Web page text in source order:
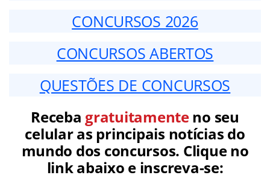
CONCURSOS 2026
CONCURSOS ABERTOS
QUESTÕES DE CONCURSOS
Receba gratuitamenteno seu
celular as principais notícias do
mundo dos concursos. Clique no
link abaixo e inscreva-se: